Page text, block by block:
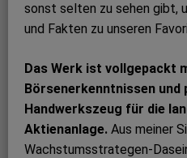
sonst selten zu sehen gibt,
und Fakten zu unseren
Das Werk ist vollgepackt
Börsenerkenntnissen und
Handwerkszeug für die
Aktienanlage. Aus meiner
Wachstumsstrategen-